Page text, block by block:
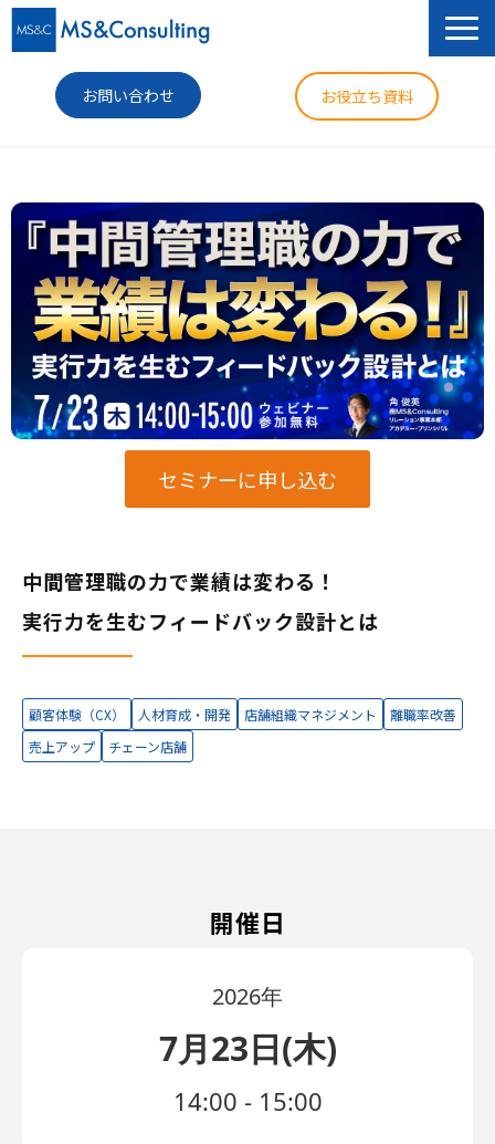
お問い合わせ お役立ち資料
セミナー
導入事例
コラム
ニュース
企業情報
セミナーに申し込む
中間管理職の力で業績は変わる！
実行力を生むフィードバック設計とは
顧客体験（CX） 人材育成・開発 店舗組織マネジメント
離職率改善
売上アップ
チェーン店舗
開催日
2026年
7月23日(木)
14:00 - 15:00